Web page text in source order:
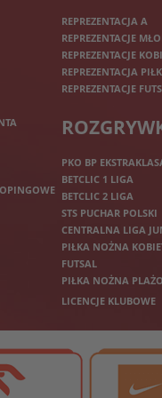
REPREZENTACJA A
REPREZENTACJE
REPREZENTACJE
REPREZENTACJA
REPREZENTACJE
PKO BP
BETCLIC 1 LIGA
BETCLIC 2 LIGA
STS PUCHAR POLSKI
CENTRALNA LIGA
PIŁKA NOŻNA
FUTSAL
PIŁKA NOŻNA
LICENCJE KLUBOWE